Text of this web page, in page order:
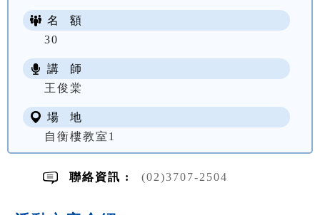
名 額
30
講 師
王俊棠
場 地
自衡樓教室1
聯絡資訊 : (02)3707-2504